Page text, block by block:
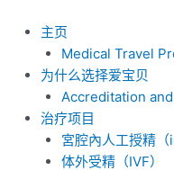
主页
Medical Travel
为什么选择爱宝贝
Accreditation
治疗项目
宮腔內人工授精（
体外受精（IVF）